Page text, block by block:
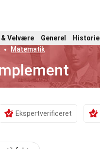
& Velvære Generel Historie
Matematik
Ekspertverificeret